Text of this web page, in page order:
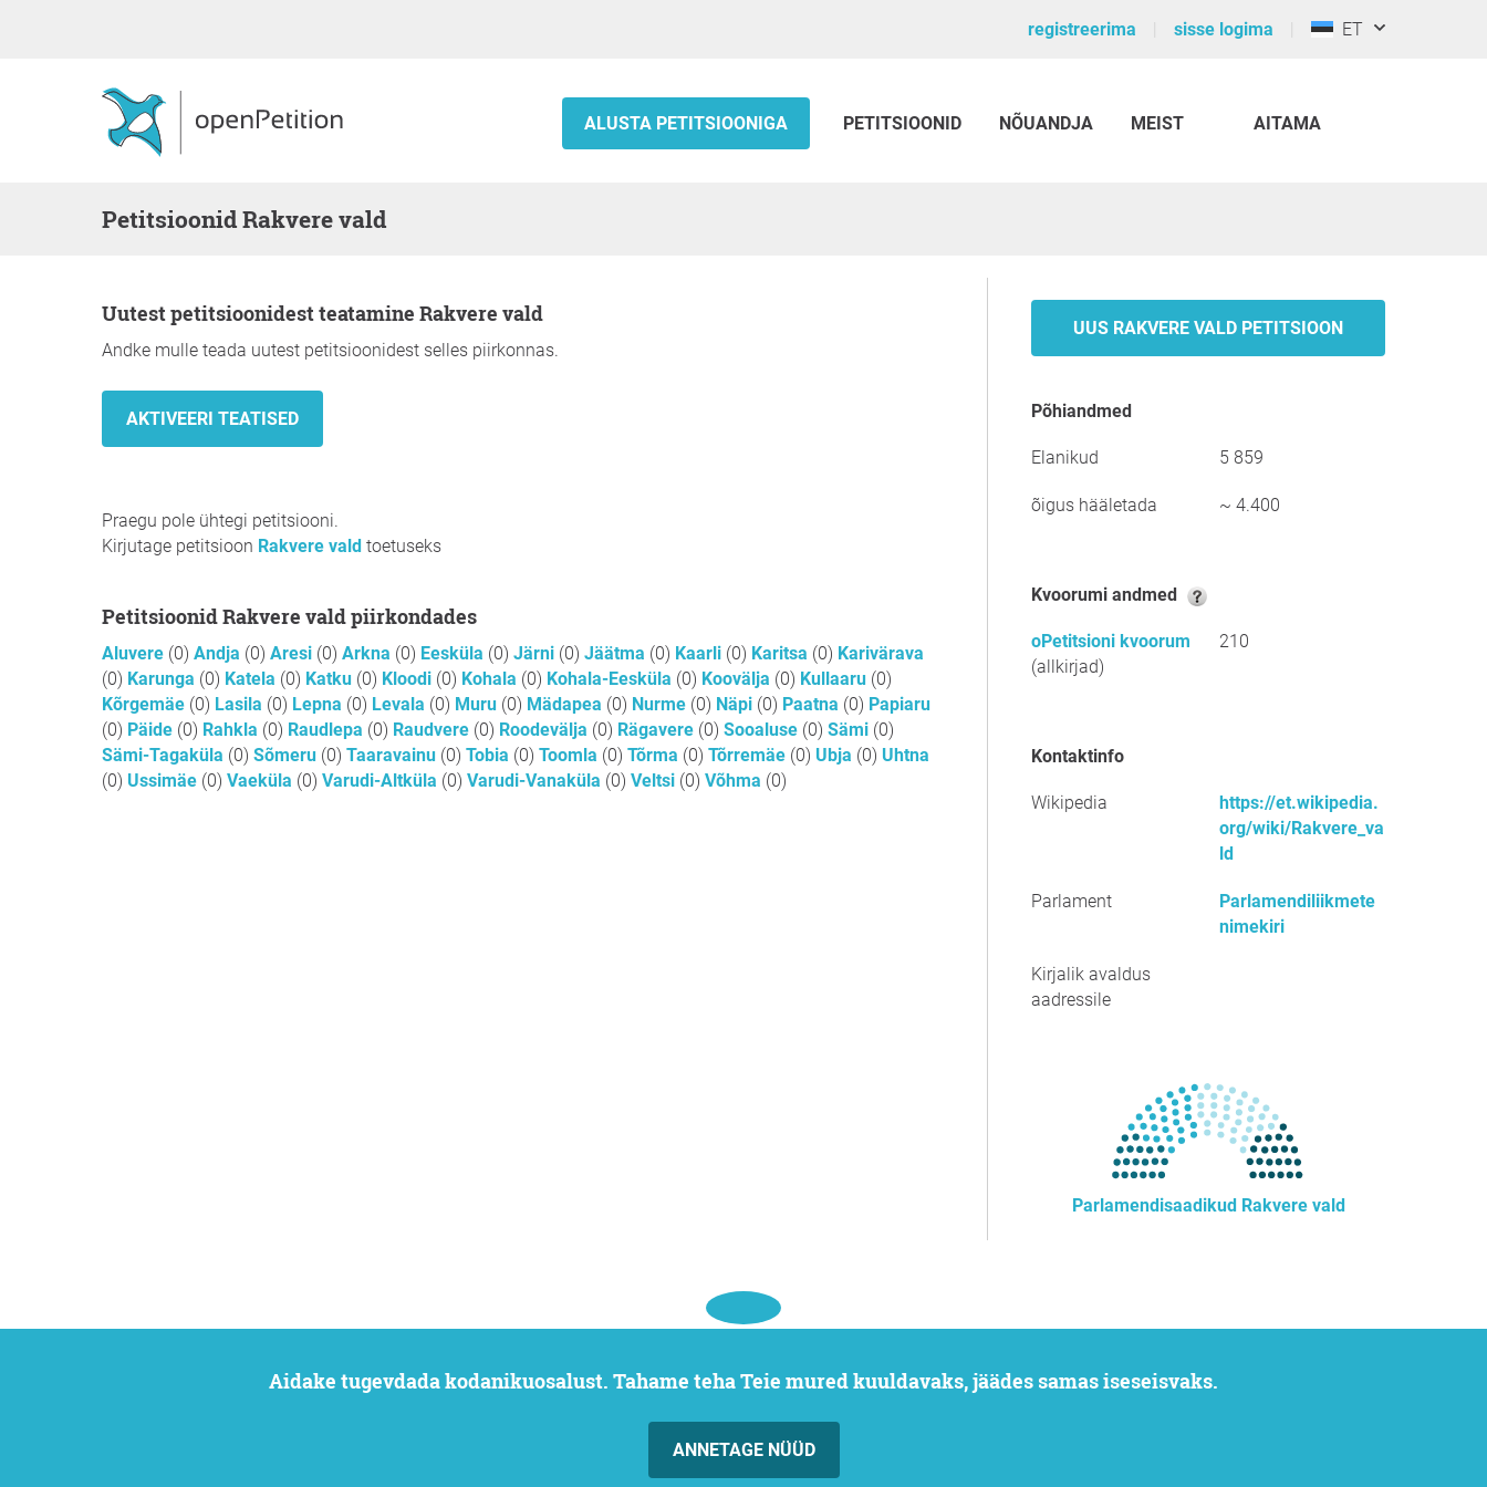
registreerima sisse logima ET
ALUSTA PETITSIOONIGA PETITSIOONID NÕUANDJA MEIST AITAMA
Petitsioonid Rakvere vald
Uutest petitsioonidest teatamine Rakvere vald
Andke mulle teada uutest petitsioonidest selles piirkonnas.
Praegu pole ühtegi petitsiooni.
Kirjutage petitsioon Rakvere vald toetuseks
Petitsioonid Rakvere vald piirkondades
Aluvere (0) Andja (0) Aresi (0) Arkna (0) Eesküla (0) Järni (0) Jäätma (0) Kaarli (0) Karitsa (0) Karivärava
(0) Karunga (0) Katela (0) Katku (0) Kloodi (0) Kohala (0) Kohala-Eesküla (0) Koovälja (0) Kullaaru (0)
Kõrgemäe (0) Lasila (0) Lepna (0) Levala (0) Muru (0) Mädapea (0) Nurme (0) Näpi (0) Paatna (0) Papiaru
(0) Päide (0) Rahkla (0) Raudlepa (0) Raudvere (0) Roodevälja (0) Rägavere (0) Sooaluse (0) Sämi (0)
Sämi-Tagaküla (0) Sõmeru (0) Taaravainu (0) Tobia (0) Toomla (0) Tõrma (0) Tõrremäe (0) Ubja (0) Uhtna
(0) Ussimäe (0) Vaeküla (0) Varudi-Altküla (0) Varudi-Vanaküla (0) Veltsi (0) Võhma (0)
UUS RAKVERE VALD PETITSIOON
põhiandmed
Elanikud 5 859
õigus hääletada ~ 4.400
kvoorumi andmed
oPetitsioni kvoorum
(allkirjad)
210
kontaktinfo
Wikipedia
https://et.wikipedia.
org/wiki/Rakvere_va
ld
Parlament
Parlamendiliikmete
nimekiri
Kirjalik avaldus
aadressile
Parlamendisaadikud Rakvere vald
Aidake tugevdada kodanikuosalust. Tahame teha Teie mured kuuldavaks, jäädes samas iseseisvaks.
ANNETAGE NÜÜD